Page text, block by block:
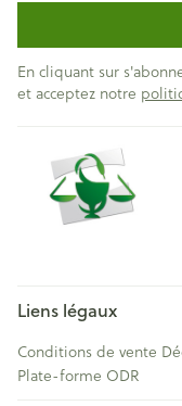
En cliquant sur
et acceptez notre
Liens légaux
Conditions de vente
Plate-forme ODR